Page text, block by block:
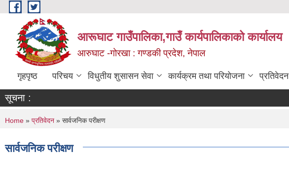
Skip to main content
आरूघाट गाउँपालिका,गाउँ कार्यपालिकाको कार्यालय
आरुघाट -गोरखा : गण्डकी प्रदेश, नेपाल
गृहपृष्ठ परिचय विधुतीय शुसासन सेवा कार्यक्रम तथा परियोजना प्रतिवेदन
सूचना :
You are here
Home » प्रतिवेदन » सार्वजनिक परीक्षण
सार्वजनिक परीक्षण